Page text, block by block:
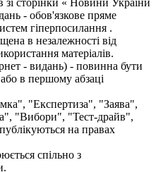
- обов'язкове пряме
гіперпосилання .
в незалежності від
матеріалів.
- видань) - повинна бути
в першому абзаці
"Експертиза", "Заява",
"Вибори", "Тест-драйв",
на правах
спільно з